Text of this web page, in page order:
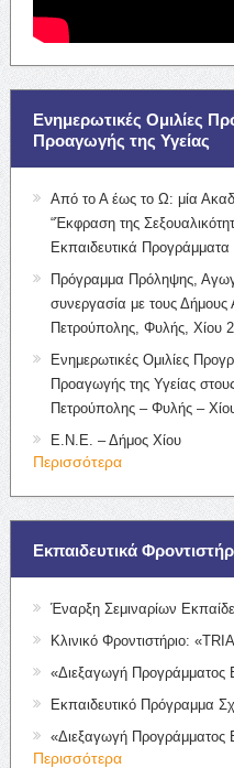
Ενημερωτικές Ομιλίες
Προαγωγής της Υγείας
Από το Α έως το Ω: μία
“Έκφραση της
Εκπαιδευτικά Προγράμματα
Πρόγραμμα Πρόληψης,
συνεργασία με τους
Πετρούπολης, Φυλής, Χίου
Ενημερωτικές Ομιλίες
Προαγωγής της Υγείας
Πετρούπολης – Φυλής –
Ε.Ν.Ε. – Δήμος Χίου
Περισσότερα
Εκπαιδευτικά
Έναρξη Σεμιναρίων
Κλινικό Φροντιστήριο:
«Διεξαγωγή Προγράμματος
Εκπαιδευτικό Πρόγραμμα
«Διεξαγωγή Προγράμματος
Περισσότερα